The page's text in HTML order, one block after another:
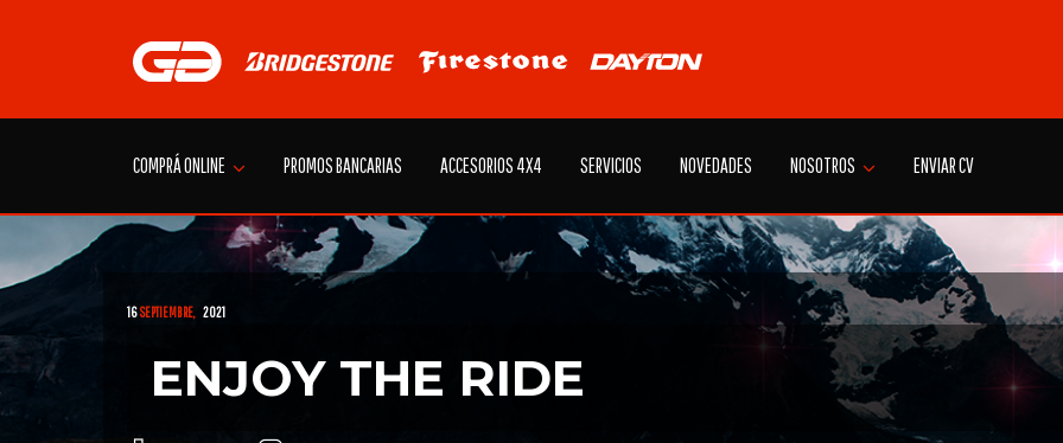
COMPRÁ ONLINE PROMOS BANCARIAS ACCESORIOS 4X4 SERVICIOS NOVEDADES NOSOTROS ENVIAR CV
16SEPTIEMBRE, 2021
ENJOY THE RIDE